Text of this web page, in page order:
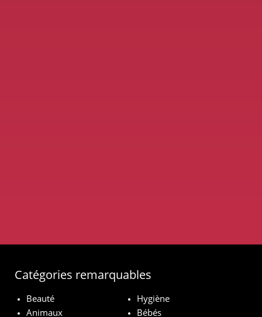
Catégories remarquables
Beauté
Hygiène
Animaux
Bébés